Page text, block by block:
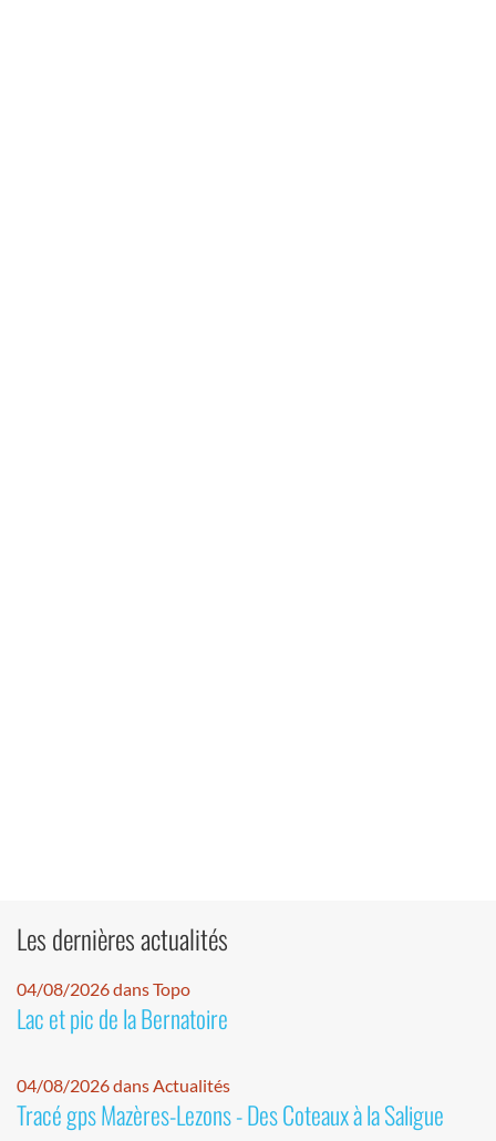
Les dernières actualités
04/08/2026 dans Topo
Lac et pic de la Bernatoire
04/08/2026 dans Actualités
Tracé gps Mazères-Lezons - Des Coteaux à la Saligue